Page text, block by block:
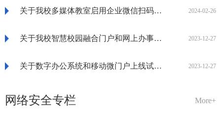
2024-02-26
关于我校多媒体教室启用企业微信扫码上课功能的通知
2023-12-27
关于我校智慧校园融合门户和网上办事大厅上线试运行的通知
2023-12-27
关于数字办公系统和移动微门户上线试运行的通知
网络安全专栏 More+